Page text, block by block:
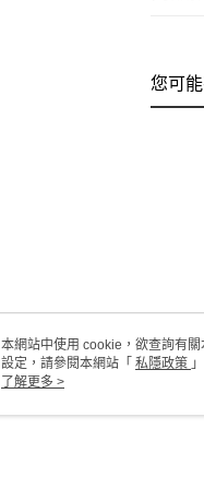
您可
本網站中使用 cookie，欲查詢有
設定，請參閱本網站「 私隱政策
用 cookie。
了解更多 >